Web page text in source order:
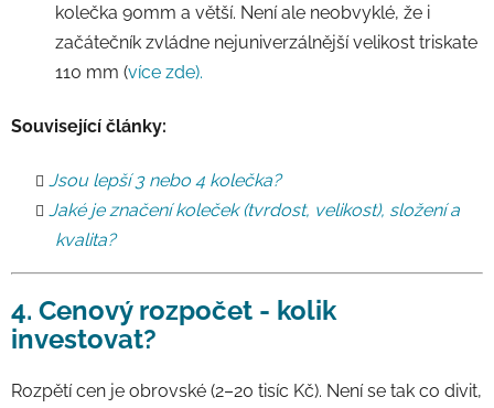
kolečka 90mm a větší. Není ale neobvyklé, že i
začátečník zvládne nejuniverzálnější velikost triskate
110 mm (více zde).
Související články:
Jsou lepší 3 nebo 4 kolečka?
Jaké je značení koleček (tvrdost, velikost), složení a
kvalita?
4. Cenový rozpočet - kolik
investovat?
Rozpětí cen je obrovské (2–20 tisíc Kč). Není se tak co divit,